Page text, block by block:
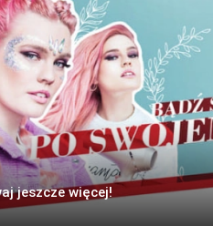
jeszcze więcej!